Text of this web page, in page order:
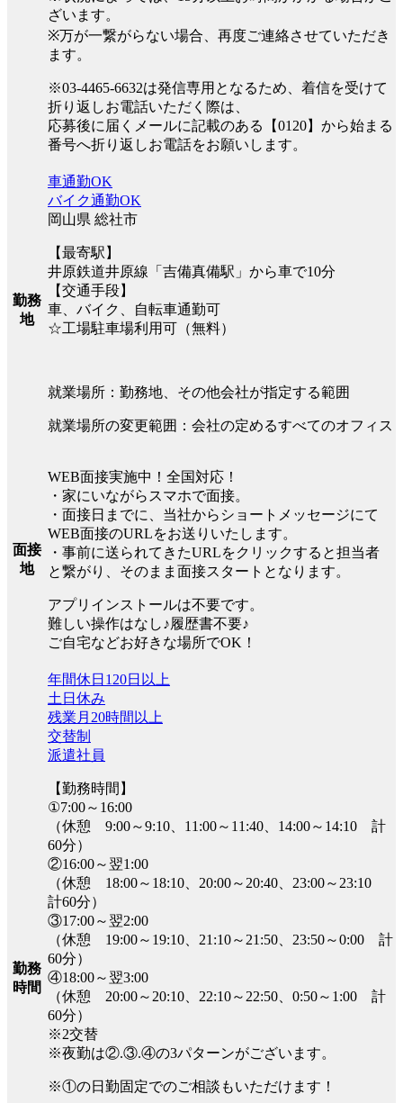
ざいます。
※万が一繋がらない場合、再度ご連絡させていただき
ます。
※03-4465-6632は発信専用となるため、着信を受けて
折り返しお電話いただく際は、
応募後に届くメールに記載のある【0120】から始まる
番号へ折り返しお電話をお願いします。
勤務
地
車通勤OK
バイク通勤OK
岡山県 総社市
【最寄駅】
井原鉄道井原線「吉備真備駅」から車で10分
【交通手段】
車、バイク、自転車通勤可
☆工場駐車場利用可（無料）
就業場所：勤務地、その他会社が指定する範囲
就業場所の変更範囲：会社の定めるすべてのオフィス
面接
地
WEB面接実施中！全国対応！
・家にいながらスマホで面接。
・面接日までに、当社からショートメッセージにて
WEB面接のURLをお送りいたします。
・事前に送られてきたURLをクリックすると担当者
と繋がり、そのまま面接スタートとなります。
アプリインストールは不要です。
難しい操作はなし♪履歴書不要♪
ご自宅などお好きな場所でOK！
勤務
時間
年間休日120日以上
土日休み
残業月20時間以上
交替制
派遣社員
【勤務時間】
①7:00～16:00
（休憩 9:00～9:10、11:00～11:40、14:00～14:10 計
60分）
②16:00～翌1:00
（休憩 18:00～18:10、20:00～20:40、23:00～23:10
計60分）
③17:00～翌2:00
（休憩 19:00～19:10、21:10～21:50、23:50～0:00 計
60分）
④18:00～翌3:00
（休憩 20:00～20:10、22:10～22:50、0:50～1:00 計
60分）
※2交替
※夜勤は②.③.④の3パターンがございます。
※①の日勤固定でのご相談もいただけます！